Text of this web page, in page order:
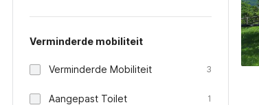
Verminderde mobiliteit
Verminderde Mobiliteit 3
Aangepast Toilet 1